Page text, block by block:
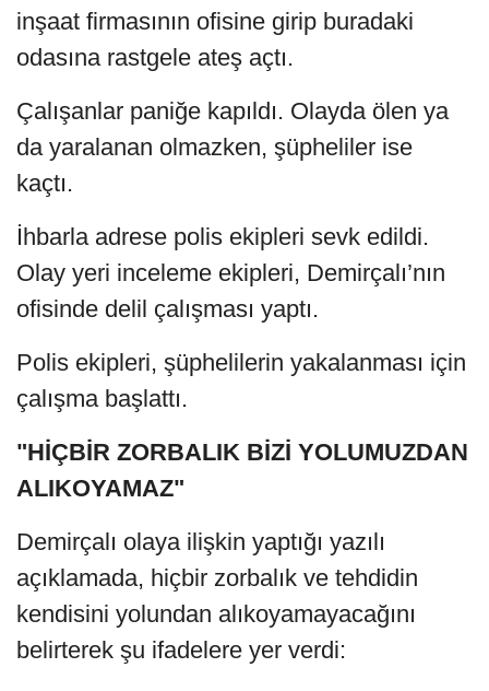
inşaat firmasının ofisine girip buradaki
odasına rastgele ateş açtı.
Çalışanlar paniğe kapıldı. Olayda ölen ya
da yaralanan olmazken, şüpheliler ise
kaçtı.
İhbarla adrese polis ekipleri sevk edildi.
Olay yeri inceleme ekipleri, Demirçalı’nın
ofisinde delil çalışması yaptı.
Polis ekipleri, şüphelilerin yakalanması için
çalışma başlattı.
"HİÇBİR ZORBALIK BİZİ YOLUMUZDAN
ALIKOYAMAZ"
Demirçalı olaya ilişkin yaptığı yazılı
açıklamada, hiçbir zorbalık ve tehdidin
kendisini yolundan alıkoyamayacağını
belirterek şu ifadelere yer verdi: